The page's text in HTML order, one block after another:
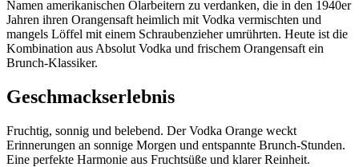
Namen amerikanischen Ölarbeitern zu verdanken, die in den 1940er
Jahren ihren Orangensaft heimlich mit Vodka vermischten und
mangels Löffel mit einem Schraubenzieher umrührten. Heute ist die
Kombination aus Absolut Vodka und frischem Orangensaft ein
Brunch-Klassiker.
Geschmackserlebnis
Fruchtig, sonnig und belebend. Der Vodka Orange weckt
Erinnerungen an sonnige Morgen und entspannte Brunch-Stunden.
Eine perfekte Harmonie aus Fruchtsüße und klarer Reinheit.